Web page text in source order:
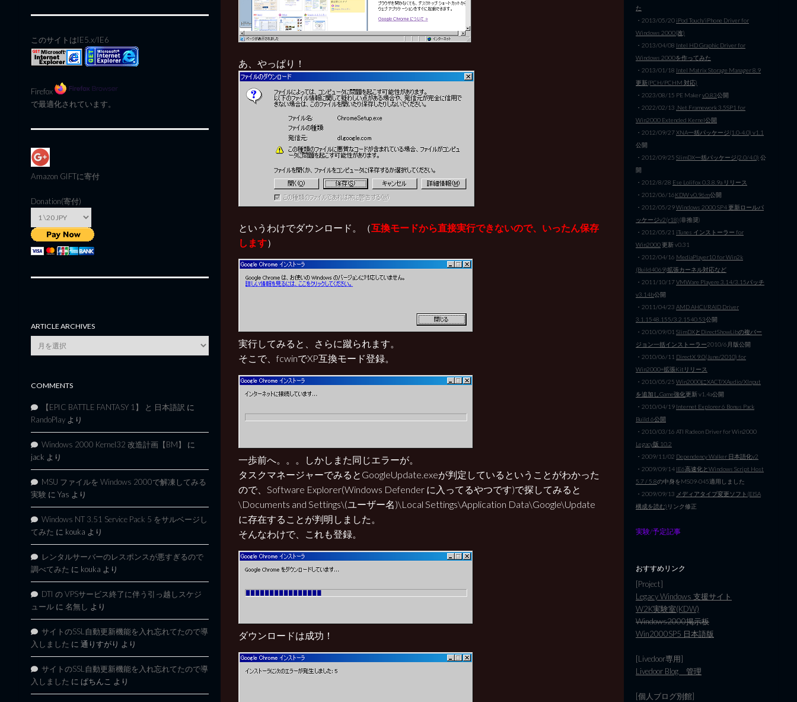
あ、やっぱり！
というわけでダウンロード。（互換モードから直接実行できないので、いったん保存
します）
実行してみると、さらに蹴られます。
そこで、fcwinでXP互換モード登録。
一歩前へ。。。しかしまた同じエラーが。
タスクマネージャーでみるとGoogleUpdate.exeが判定しているということがわかった
ので、Software Explorer(Windows Defender に入ってるやつです)で探してみると
\Documents and Settings\(ユーザー名)\Local Settings\Application Data\Google\Update
に存在することが判明しました。
そんなわけで、これも登録。
ダウンロードは成功！
このサイトはIE5.x/IE6
Firefox
で最適化されています。
Amazon GIFTに寄付
Donation(寄付)
ARTICLE ARCHIVES
Article
Archives
COMMENTS
【EPIC BATTLE FANTASY 1】 と 日本語訳 に
RandoPlay より
Windows 2000 Kernel32 改造計画【BM】
に
jack より
MSU ファイルを Windows 2000で解凍してみる
実験 に Yas より
Windows NT 3.51 Service Pack 5 をサルベージし
てみた に kouka より
レンタルサーバーのレスポンスが悪すぎるので
調べてみた に kouka より
DTI の VPSサービス終了に伴う引っ越しスケジ
ュール に 名無し より
サイトのSSL自動更新機能を入れ忘れてたので導
入しました に 通りすがり より
サイトのSSL自動更新機能を入れ忘れてたので導
入しました に ぱちんこ より
た
・2013/05/20 iPod Touch/iPhone Driver for
Windows 2000(改)
・2013/04/08 Intel HD Graphic Driver for
Windows 2000を作ってみた
・2013/01/18 Intel Matrix Storage Manager 8.9
更新(PCH/PCHM 対応)
・2023/08/15 PE Makerv0.83公開
・2022/02/13 .Net Framework 3.5SP1 for
Win2000 Extended Kernel公開
・2012/09/27XNA一括パッケージ(1.0-4.0) v1.1
公開
・2012/09/25 SlimDX一括パッケージ(2.0/4.0) 公
開
・2012/8/28 Ese Lolifox 0.3.8.9a リリース
・2012/06/16KDW v0.96m公開
・2012/05/29Windows 2000 SP4 更新ロールパ
ッケージv2(r18)(非推奨)
・2012/05/21 iTunes インストーラー for
Win2000更新 v0.31
・2012/04/16 MediaPlayer10 for Win2k
(Build4069)拡張カーネル対応など
・2011/10/17VMWare Playere 3.14/3.15パッチ
v3.14b公開
・2011/04/23 AMD AHCI/RAID Driver
3.1.1548.155/3.2.1540.53公開
・2010/09/01 SlimDXとDirectShowLibの複バー
ジョン一括インストーラー2010/6月版公開
・2010/06/11 DirectX 9.0(June/2010) for
Win2000+拡張Kitリリース
・2010/05/25 Win2000にXACT/XAudio/XInput
を追加しGame強化更新 v1.4a公開
・2010/04/19 Internet Explorer 6 Bonus Pack
Build 6公開
・2010/03/16 ATI Radeon Driver for Win2000
Legacy版 10.2
・2009/11/02 Dependency Walker 日本語化v2
・2009/09/14 IE6高速化とWindows Script Host
5.7 / 5.8の中身をMS09-045適用しました
・2009/09/13 メディアタイプ変更ソフト(EISA
構成を読む) リンク修正
実験/予定記事
おすすめリンク
[Project]
Legacy Windows 支援サイト
W2K実験室(KDW)
Windows2000掲示板
Win2000SP5 日本語版
[Livedoor専用]
Livedoor Blog 管理
[個人ブログ別館]